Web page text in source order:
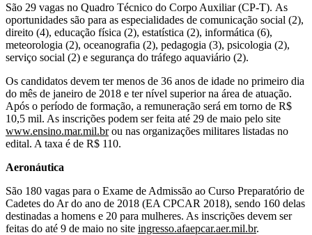
São 29 vagas no Quadro Técnico do Corpo Auxiliar (CP-T). As
oportunidades são para as especialidades de comunicação social (2),
direito (4), educação física (2), estatística (2), informática (6),
meteorologia (2), oceanografia (2), pedagogia (3), psicologia (2),
serviço social (2) e segurança do tráfego aquaviário (2).
Os candidatos devem ter menos de 36 anos de idade no primeiro dia
do mês de janeiro de 2018 e ter nível superior na área de atuação.
Após o período de formação, a remuneração será em torno de R$
10,5 mil. As inscrições podem ser feita até 29 de maio pelo site
www.ensino.mar.mil.brou nas organizações militares listadas no
edital. A taxa é de R$ 110.
Aeronáutica
São 180 vagas para o Exame de Admissão ao Curso Preparatório de
Cadetes do Ar do ano de 2018 (EA CPCAR 2018), sendo 160 delas
destinadas a homens e 20 para mulheres. As inscrições devem ser
feitas do até 9 de maio no site ingresso.afaepcar.aer.mil.br.